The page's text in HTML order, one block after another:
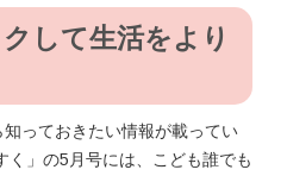
して生活をより
っておきたい情報が載ってい
く」の5月号には、こども誰でも